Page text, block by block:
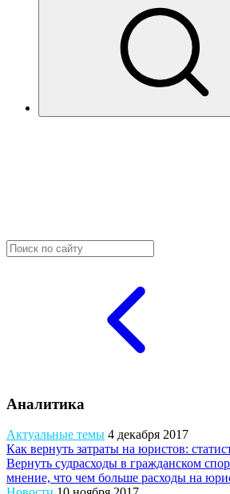
Аналитика
Актуальные темы 4 декабря 2017
Как вернуть затраты на юристов:
Вернуть судрасходы в гражданском
мнение, что чем больше расходы на